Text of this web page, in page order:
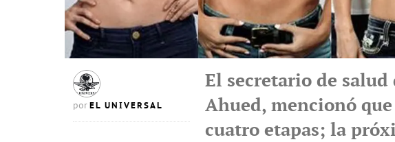
por EL UNIVERSAL
El secretario de
Ahued, mencionó
cuatro etapas; la